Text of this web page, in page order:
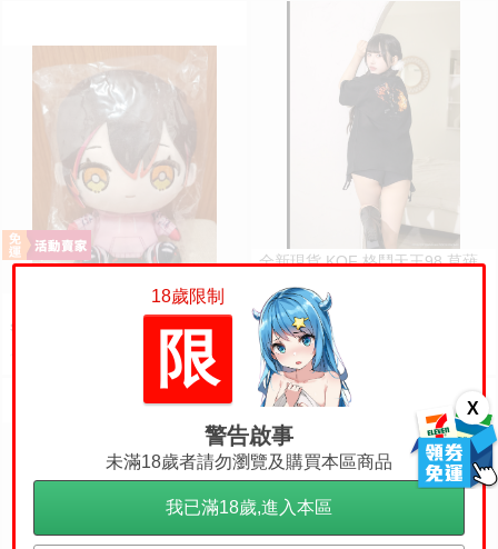
X
日版 現貨 Hololive 蘿蔔子 friend
s with u 朋友娃 娃娃 玩偶 布偶 R
全新現貨 KOF 格鬥天王98 草薙
定聯名
售價 2200
18歲限制
限
警告啟事
未滿18歲者請勿瀏覽及購買本區商品
我已滿18歲,進入本區